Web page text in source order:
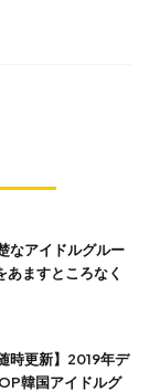
ますところなく
韓国アイドルグ